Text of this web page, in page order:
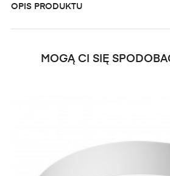
OPIS PRODUKTU
MOGĄ CI SIĘ